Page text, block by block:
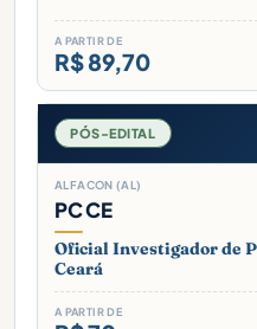
A PARTIR DE
R$ 89,70
PÓS-EDITAL
ALFACON (AL)
PC CE
Oficial Investigador de
Ceará
A PARTIR DE